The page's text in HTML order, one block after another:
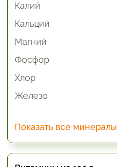
Калий
Кальций
Магний
Фосфор
Хлор
Железо
Показать все минералы